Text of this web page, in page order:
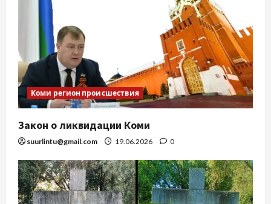
Коми регион происшествия
Закон о ликвидации Коми
suurlintu@gmail.com 19.06.2026 0